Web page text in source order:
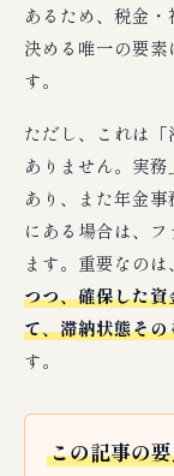
あるため、税金
決める唯一の要
す。
ただし、これは
ありません。実
あり、また年金事
にある場合は、
ます。重要なのは、
つつ、確保した
て、滞納状態そ
す。
この記事の